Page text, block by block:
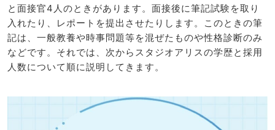
と面接官4人のときがあります。面接後に筆記試験を取り
入れたり、レポートを提出させたりします。このときの筆
記は、一般教養や時事問題等を混ぜたものや性格診断のみ
などです。それでは、次からスタジオアリスの学歴と採用
人数について順に説明してきます。